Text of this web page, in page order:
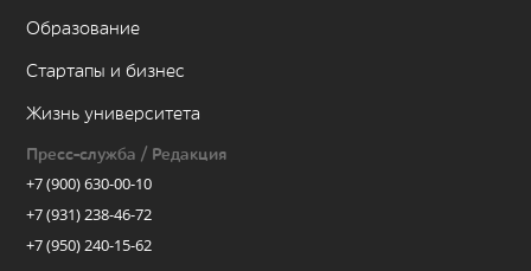
Образование
Стартапы и бизнес
Жизнь университета
Пресс-служба / Редакция
+7 (900) 630-00-10
+7 (931) 238-46-72
+7 (950) 240-15-62